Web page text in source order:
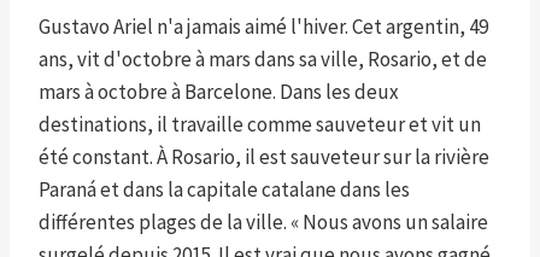
Gustavo Ariel n'a jamais aimé l'hiver. Cet argentin, 49
ans, vit d'octobre à mars dans sa ville, Rosario, et de
mars à octobre à Barcelone. Dans les deux
destinations, il travaille comme sauveteur et vit un
été constant. À Rosario, il est sauveteur sur la rivière
Paraná et dans la capitale catalane dans les
différentes plages de la ville. « Nous avons un salaire